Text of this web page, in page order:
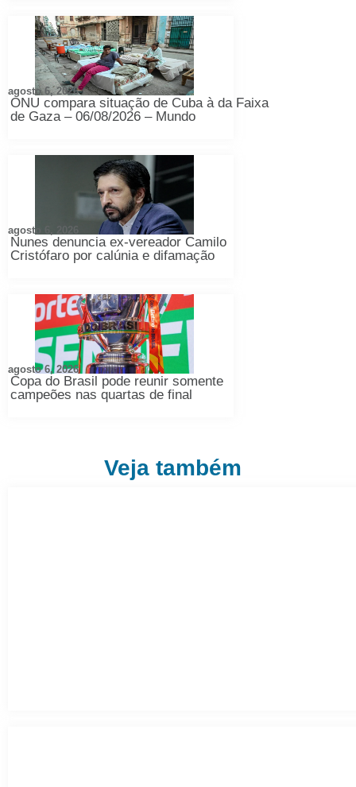
ONU compara situação de Cuba à da Faixa
de Gaza – 06/08/2026 – Mundo
agosto 6, 2026
Nunes denuncia ex-vereador Camilo
Cristófaro por calúnia e difamação
agosto 6, 2026
Copa do Brasil pode reunir somente
campeões nas quartas de final
agosto 6, 2026
Veja também